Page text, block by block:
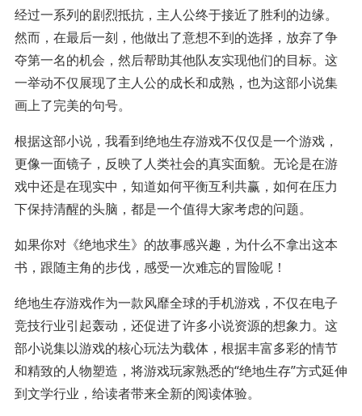
经过一系列的剧烈抵抗，主人公终于接近了胜利的边缘。
然而，在最后一刻，他做出了意想不到的选择，放弃了争
夺第一名的机会，然后帮助其他队友实现他们的目标。这
一举动不仅展现了主人公的成长和成熟，也为这部小说集
画上了完美的句号。
根据这部小说，我看到绝地生存游戏不仅仅是一个游戏，
更像一面镜子，反映了人类社会的真实面貌。无论是在游
戏中还是在现实中，知道如何平衡互利共赢，如何在压力
下保持清醒的头脑，都是一个值得大家考虑的问题。
如果你对《绝地求生》的故事感兴趣，为什么不拿出这本
书，跟随主角的步伐，感受一次难忘的冒险呢！
绝地生存游戏作为一款风靡全球的手机游戏，不仅在电子
竞技行业引起轰动，还促进了许多小说资源的想象力。这
部小说集以游戏的核心玩法为载体，根据丰富多彩的情节
和精致的人物塑造，将游戏玩家熟悉的“绝地生存”方式延伸
到文学行业，给读者带来全新的阅读体验。